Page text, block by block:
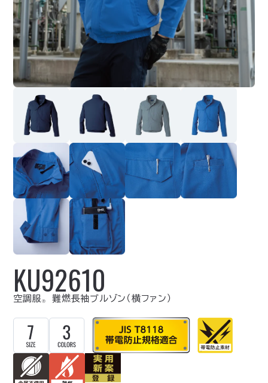
KU92610
空調服 Ⓡ 難燃長袖ブルゾン（横ファン）